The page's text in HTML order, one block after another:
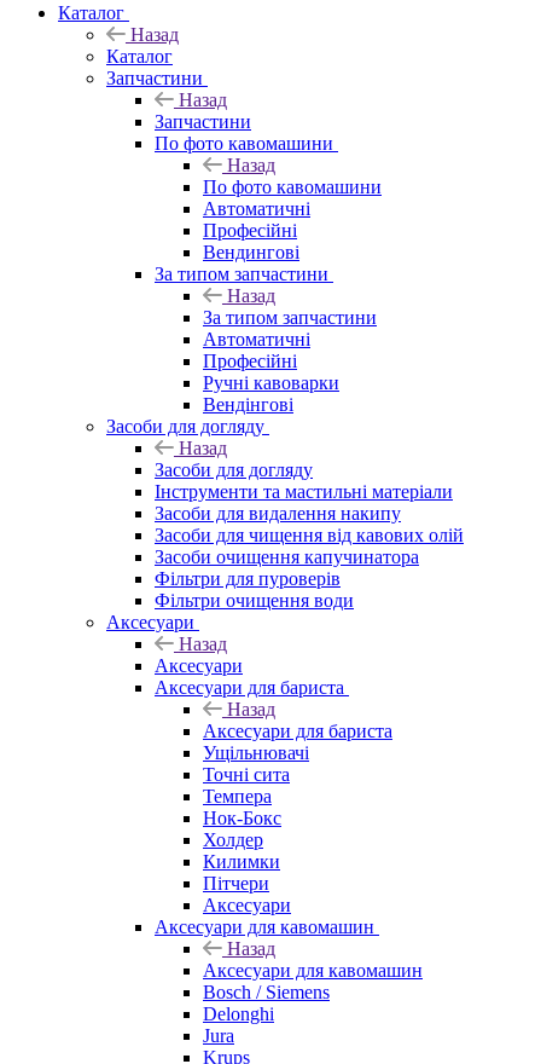
Каталог
Назад
Каталог
Запчастини
Назад
Запчастини
По фото кавомашини
Назад
По фото кавомашини
Автоматичні
Професійні
Вендингові
За типом запчастини
Назад
За типом запчастини
Автоматичні
Професійні
Ручні кавоварки
Вендінгові
Засоби для догляду
Назад
Засоби для догляду
Інструменти та мастильні матеріали
Засоби для видалення накипу
Засоби для чищення від кавових олій
Засоби очищення капучинатора
Фільтри для пуроверів
Фільтри очищення води
Аксесуари
Назад
Аксесуари
Аксесуари для бариста
Назад
Аксесуари для бариста
Ущільнювачі
Точні сита
Темпера
Нок-Бокс
Холдер
Килимки
Пітчери
Аксесуари
Аксесуари для кавомашин
Назад
Аксесуари для кавомашин
Bosch / Siemens
Delonghi
Jura
Krups